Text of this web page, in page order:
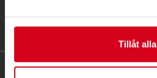
Tillåt alla